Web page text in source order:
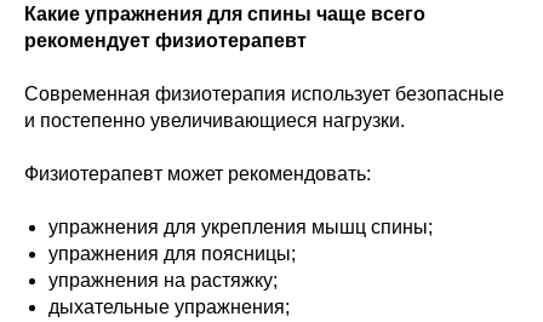
Какие упражнения для спины чаще всего
рекомендует физиотерапевт
Современная физиотерапия использует безопасные
и постепенно увеличивающиеся нагрузки.
Физиотерапевт может рекомендовать:
упражнения для укрепления мышц спины;
упражнения для поясницы;
упражнения на растяжку;
дыхательные упражнения;